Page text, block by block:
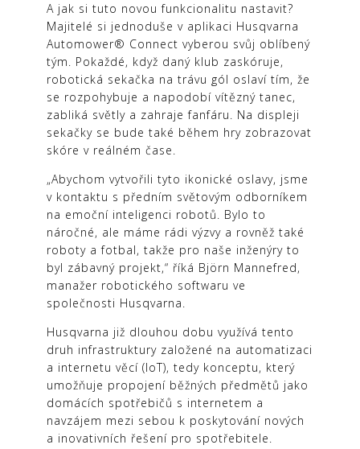
A jak si tuto novou funkcionalitu nastavit?
Majitelé si jednoduše v aplikaci Husqvarna
Automower® Connect vyberou svůj oblíbený
tým. Pokaždé, když daný klub zaskóruje,
robotická sekačka na trávu gól oslaví tím, že
se rozpohybuje a napodobí vítězný tanec,
zabliká světly a zahraje fanfáru. Na displeji
sekačky se bude také během hry zobrazovat
skóre v reálném čase.
„Abychom vytvořili tyto ikonické oslavy, jsme
v kontaktu s předním světovým odborníkem
na emoční inteligenci robotů. Bylo to
náročné, ale máme rádi výzvy a rovněž také
roboty a fotbal, takže pro naše inženýry to
byl zábavný projekt,“ říká Björn Mannefred,
manažer robotického softwaru ve
společnosti Husqvarna.
Husqvarna již dlouhou dobu využívá tento
druh infrastruktury založené na automatizaci
a internetu věcí (IoT), tedy konceptu, který
umožňuje propojení běžných předmětů jako
domácích spotřebičů s internetem a
navzájem mezi sebou k poskytování nových
a inovativních řešení pro spotřebitele.